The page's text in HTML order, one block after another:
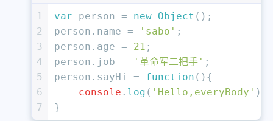
1
2
3
4
5
6
7
var person = new Object ();
person. name = 'sabo' ;
person. age = 21 ;
person. job = '革命军二把手' ;
person. sayHi = function ( ){
console . log ( 'Hello,everyBody' );
}